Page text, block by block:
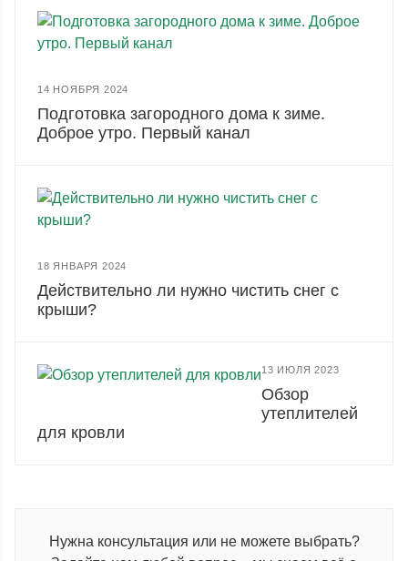
14 НОЯБРЯ 2024
Подготовка загородного дома к зиме.
Доброе утро. Первый канал
18 ЯНВАРЯ 2024
Действительно ли нужно чистить снег с
крыши?
13 ИЮЛЯ 2023
Обзор
утеплителей
для кровли
Нужна консультация или не можете выбрать?